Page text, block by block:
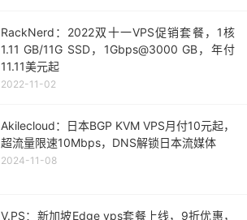
RackNerd：2022双十一VPS促销套餐，1核
1.11 GB/11G SSD，1Gbps@3000 GB，年付
11.11美元起
2022-11-02
Akilecloud：日本BGP KVM VPS月付10元起，
超流量限速10Mbps，DNS解锁日本流媒体
2024-11-08
V.PS：新加坡Edge vps套餐上线，9折优惠，